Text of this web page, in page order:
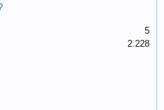
5
2.228